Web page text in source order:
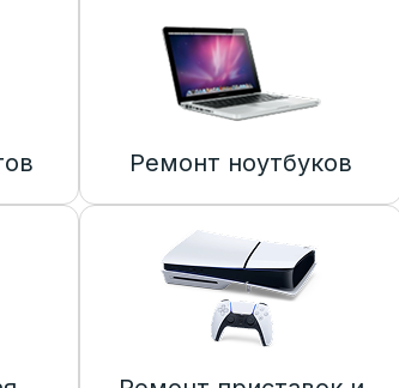
Ремонт ноутбуков